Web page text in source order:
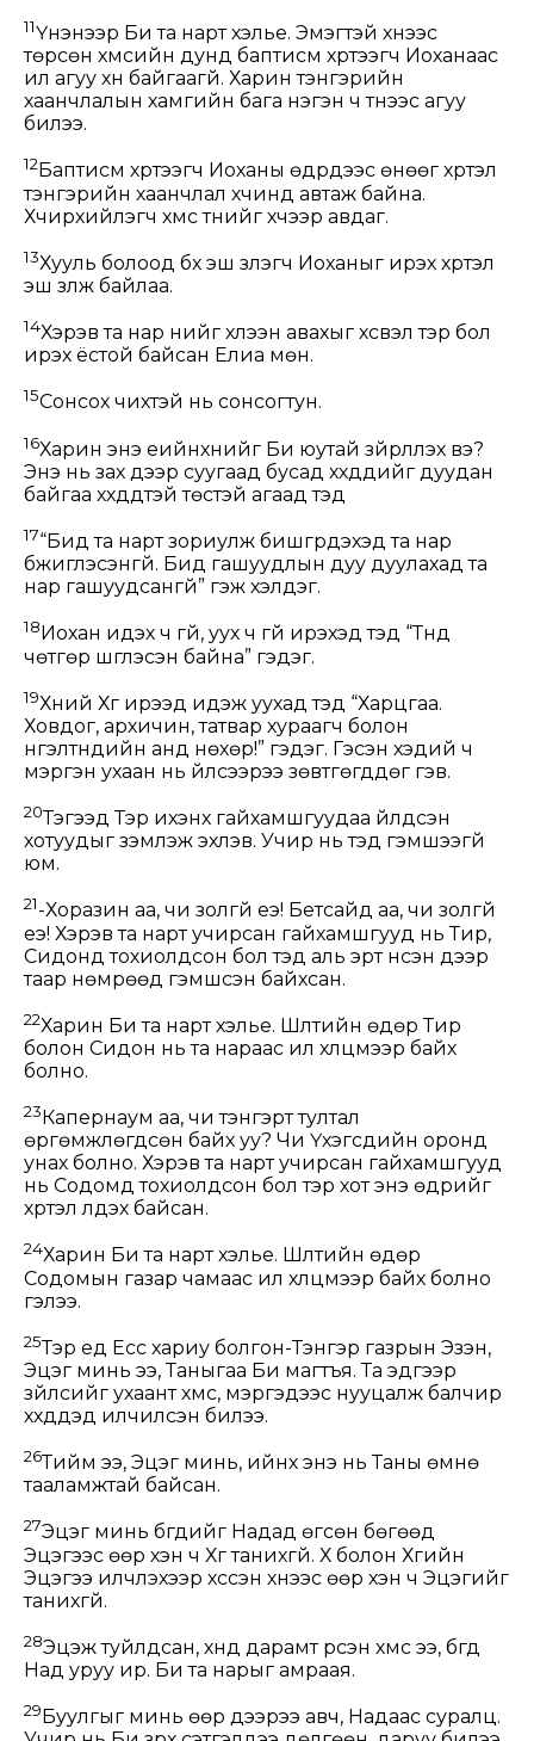
11Үнэнээр Би та нарт хэлье. Эмэгтэй хүнээс
төрсөн хүмүүсийн дунд баптисм хүртээгч Иоханаас
илүү агуу хүн байгаагүй. Харин тэнгэрийн
хаанчлалын хамгийн бага нэгэн ч түүнээс агуу
билээ.
12Баптисм хүртээгч Иоханы өдрүүдээс өнөөг хүртэл
тэнгэрийн хаанчлал хүчинд автаж байна.
Хүчирхийлэгч хүмүүс түүнийг хүчээр авдаг.
13Хууль болоод бүх эш үзүүлэгч Иоханыг ирэх хүртэл
эш үзүүлж байлаа.
14Хэрэв та нар үүнийг хүлээн авахыг хүсвэл тэр бол
ирэх ёстой байсан Елиа мөн.
15Сонсох чихтэй нь сонсогтун.
16Харин энэ үеийнхнийг Би юутай зүйрлүүлэх вэ?
Энэ нь зах дээр суугаад бусад хүүхдүүдийг дуудан
байгаа хүүхдүүдтэй төстэй агаад тэд
17“Бид та нарт зориулж бишгүүрдэхэд та нар
бүжиглэсэнгүй. Бид гашуудлын дуу дуулахад та
нар гашуудсангүй” гэж хэлдэг.
18 Иохан идэх ч үгүй, уух ч үгүй ирэхэд тэд “Түүнд
чөтгөр шүглэсэн байна” гэдэг.
19Хүний Хүүг ирээд идэж уухад тэд “Харцгаа.
Ховдог, архичин, татвар хураагч болон
нүгэлтнүүдийн анд нөхөр!” гэдэг. Гэсэн хэдий ч
мэргэн ухаан нь үйлсээрээ зөвтгөгддөг гэв.
20Тэгээд Тэр ихэнх гайхамшгуудаа үйлдсэн
хотуудыг зэмлэж эхлэв. Учир нь тэд гэмшээгүй
юм.
21-Хоразин аа, чи золгүй еэ! Бетсайд аа, чи золгүй
еэ! Хэрэв та нарт учирсан гайхамшгууд нь Тир,
Сидонд тохиолдсон бол тэд аль эрт үнсэн дээр
таар нөмрөөд гэмшсэн байхсан.
22Харин Би та нарт хэлье. Шүүлтийн өдөр Тир
болон Сидон нь та нараас илүү хүлцмээр байх
болно.
23 Капернаум аа, чи тэнгэрт тултал
өргөмжлөгдсөн байх уу? Чи Үхэгсдийн оронд
унах болно. Хэрэв та нарт учирсан гайхамшгууд
нь Содомд тохиолдсон бол тэр хот энэ өдрийг
хүртэл үлдэх байсан.
24Харин Би та нарт хэлье. Шүүлтийн өдөр
Содомын газар чамаас илүү хүлцмээр байх болно
гэлээ.
25Тэр үед Есүс хариу болгон-Тэнгэр газрын Эзэн,
Эцэг минь ээ, Таныгаа Би магтъя. Та эдгээр
зүйлсийг ухаант хүмүүс, мэргэдээс нууцалж балчир
хүүхдүүдэд илчилсэн билээ.
26Тийм ээ, Эцэг минь, ийнхүү энэ нь Таны өмнө
тааламжтай байсан.
27Эцэг минь бүгдийг Надад өгсөн бөгөөд
Эцэгээс өөр хэн ч Хүүг танихгүй. Хүү болон Хүүгийн
Эцэгээ илчлэхээр хүссэн хүнээс өөр хэн ч Эцэгийг
танихгүй.
28Эцэж туйлдсан, хүнд дарамт үүрсэн хүмүүс ээ, бүгд
Над уруу ир. Би та нарыг амраая.
29 Буулгыг минь өөр дээрээ авч, Надаас суралц.